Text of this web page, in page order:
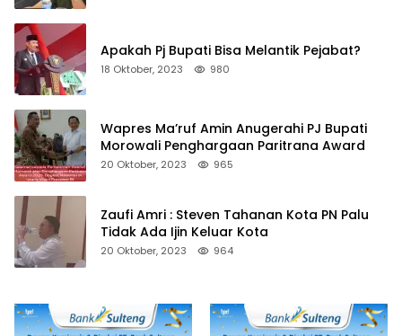
Apakah Pj Bupati Bisa Melantik Pejabat?
18 Oktober, 2023 980
Wapres Ma’ruf Amin Anugerahi PJ Bupati
Morowali Penghargaan Paritrana Award
20 Oktober, 2023 965
Zaufi Amri : Steven Tahanan Kota PN Palu
Tidak Ada Ijin Keluar Kota
20 Oktober, 2023 964